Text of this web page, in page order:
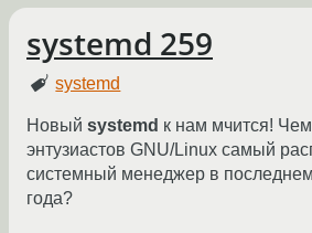
systemd 259
systemd
Новый systemd к нам мчится!
энтузиастов GNU/Linux самый
системный менеджер в
года?